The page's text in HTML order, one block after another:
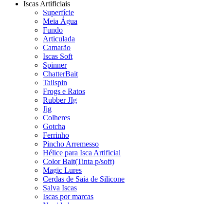
Iscas Artificiais
Superfície
Meia Água
Fundo
Articulada
Camarão
Iscas Soft
Spinner
ChatterBait
Tailspin
Frogs e Ratos
Rubber JIg
Jig
Colheres
Gotcha
Ferrinho
Pincho Arremesso
Hélice para Isca Artificial
Color Bait(Tinta p/soft)
Magic Lures
Cerdas de Saia de Silicone
Salva Iscas
Iscas por marcas